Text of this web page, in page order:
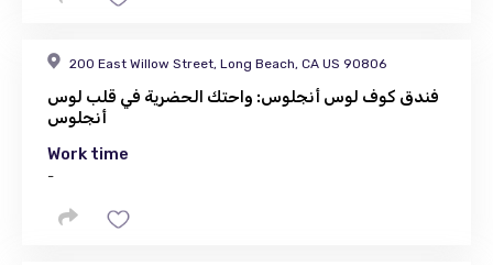
200 East Willow Street, Long Beach, CA US 90806
فندق كوف لوس أنجلوس: واحتك الحضرية في قلب لوس
أنجلوس
Work time
-